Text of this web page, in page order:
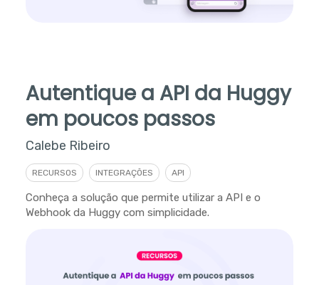
Autentique a API da Huggy
em poucos passos
Calebe Ribeiro
RECURSOS INTEGRAÇÕES API
Conheça a solução que permite utilizar a API e o
Webhook da Huggy com simplicidade.